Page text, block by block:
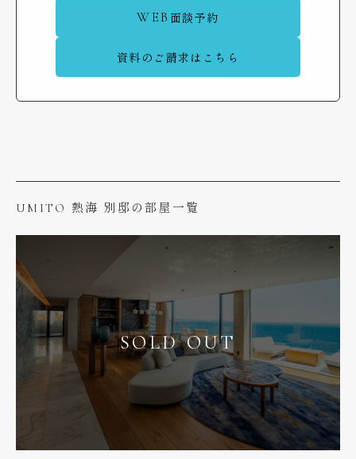
WEB 面談予約
資料のご請求はこちら
UMITO 熱海 別邸の部屋一覧
SOLD OUT